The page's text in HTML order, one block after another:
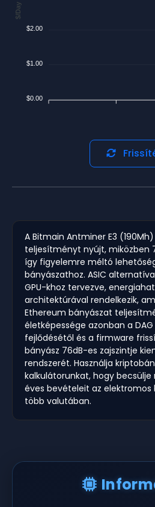
$2.00
$1.00
$0.00
$/Day
A Bitmain Antminer E3
teljesítményt nyújt, miközben
így figyelemre méltó
bányászathoz. ASIC
GPU-khoz tervezve,
architektúrával rendelkezik,
Ethereum bányászat
életképessége azonban a
fejlődésétől és a firmware
bányász 76dB-es zajszintje
rendszerét. Használja
kalkulátorunkat, hogy becsülje
éves bevételeit az elektromos
több valutában.